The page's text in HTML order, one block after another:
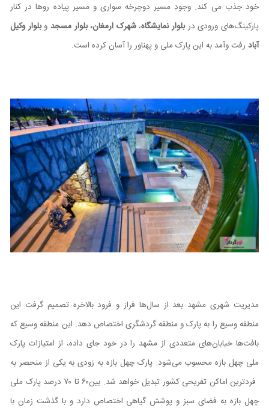
خود جذب می کند. وجودِ مسیر دوچرخه سواری و مسیر پیاده روها در کنار
پارکینگ‌های ورودی دربلوار نمایشگاه،شهرک ارمغان، بلوار مسجد وبلوار وکیل
آباد رفت وآمد به این پارک ملی و پهناور را آسان کرده است.
مدیریت شهری مشهد بعد از سال‌ها فراز و فرود بالاخره تصمیم گرفت این
منطقه وسیع را به پارک و منطقه گردشگری اختصاص دهد. این منطقه وسیع که
بافت‌ها خیابان‌های متعددی از مشهد را در خود جای داده، از امتیازات پارک
ملی چهل بازه محسوب می‌شود. پارک چهل بازه به زودی به یکی از منحصر به
۶۰ تا ۷۰ درصد پارک ملی
چهل بازه به فضای سبز و پوشش گیاهی اختصاص دارد و با گذشت زمان با